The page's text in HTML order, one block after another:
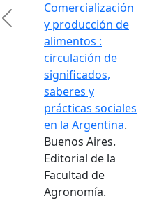
Comercialización
y producción de
alimentos :
circulación de
significados,
saberes y
prácticas sociales
en la Argentina.
Buenos Aires.
Editorial de la
Facultad de
Agronomía.
Previous